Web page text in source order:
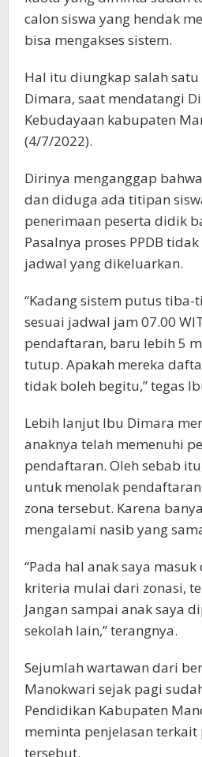
calon siswa yang hendak
bisa mengakses sistem.
Hal itu diungkap salah
Dimara, saat mendatangi
Kebudayaan kabupaten
(4/7/2022).
Dirinya menganggap
dan diduga ada titipan
penerimaan peserta didik
Pasalnya proses PPDB
jadwal yang dikeluarkan.
“Kadang sistem putus tiba-
sesuai jadwal jam 07.00
pendaftaran, baru lebih 5
tutup. Apakah mereka
tidak boleh begitu,” tegas
Lebih lanjut Ibu Dimara
anaknya telah memenuhi
pendaftaran. Oleh sebab
untuk menolak
zona tersebut. Karena
mengalami nasib yang
“Pada hal anak saya
kriteria mulai dari zonasi,
Jangan sampai anak saya
sekolah lain,” terangnya.
Sejumlah wartawan dari
Manokwari sejak pagi
Pendidikan Kabupaten
meminta penjelasan terkait
tersebut.